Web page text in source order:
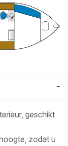
geschikt
zodat u